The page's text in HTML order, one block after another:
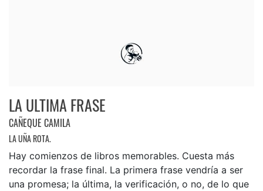
LA ULTIMA FRASE
CAÑEQUE CAMILA
LA UÑA ROTA.
Hay comienzos de libros memorables. Cuesta más
recordar la frase final. La primera frase vendría a ser
una promesa; la última, la verificación, o no, de lo que